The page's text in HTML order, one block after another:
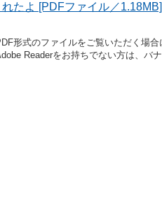
たよ [PDFファイル／1.18MB]
形式のファイルをご覧いただく場
Readerをお持ちでない方は、バ